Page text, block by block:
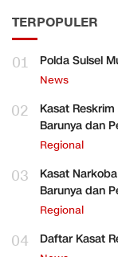
TERPOPULER
01 Polda Sulsel
News
02
Kasat
Barunya dan
Regional
03
Kasat
Barunya dan
Regional
04 Daftar Kasat